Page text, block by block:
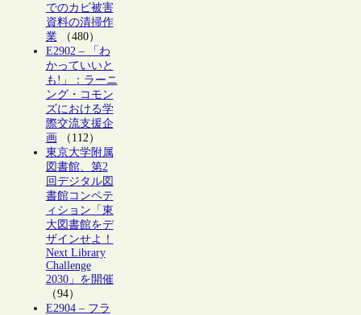
でのカビ被害
資料の清掃作
業（480）
E2902 – 「わ
かっていいと
も!」：ラーニ
ング・コモン
ズにおける学
際交流支援企
画（112）
東京大学附属
図書館、第2
回デジタル図
書館コンペテ
ィション「東
大図書館をデ
ザインせよ！
Next Library
Challenge
2030」を開催
（94）
E2904 – フラ